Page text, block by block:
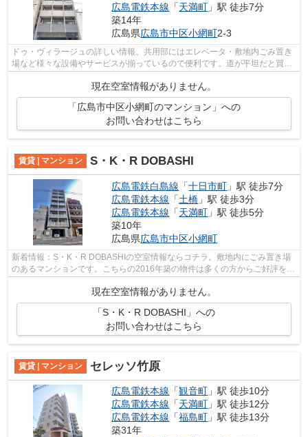
広島電鉄本線 「天満町 」駅 徒歩7分
築14年
広島県広島市中区小網町2-3
ドゥ・ヴィラージュの詳しい情報。共用部にはエレベータ・敷地内ごみ置き
場など様々な設備やサービスが揃っているので便利です。道が平坦だと買い
現在空室情報がありません。
「広島市中区小網町のマンション」への
お問い合わせはこちら
賃貸 | マンション S・K・R DOBASHI
広島電鉄白島線 「十日市町 」駅 徒歩7分
広島電鉄本線 「土橋 」駅 徒歩3分
広島電鉄本線 「天満町 」駅 徒歩5分
築10年
広島県広島市中区小網町
新着情報：S・K・R DOBASHIの空室情報ならコチラ。敷地内にごみ置き場
のあるマンションです。こちらの2016年築の物件は多くの方からご好評を頂
現在空室情報がありません。
「S・K・R DOBASHI」への
お問い合わせはこちら
賃貸 | マンション セレッソ竹原
広島電鉄本線 「観音町 」駅 徒歩10分
広島電鉄本線 「天満町 」駅 徒歩12分
広島電鉄本線 「福島町 」駅 徒歩13分
築31年